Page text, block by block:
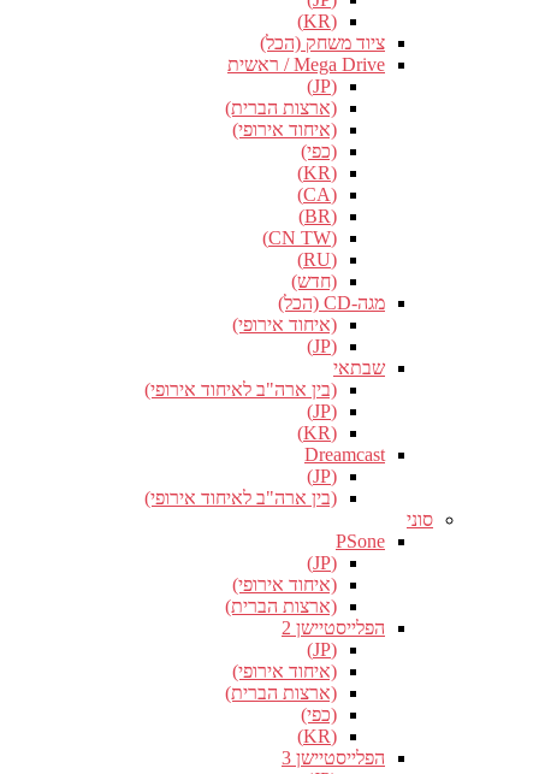
(KR)
ציוד משחק (הכל)
Mega Drive / ראשית
(JP)
(ארצות הברית)
(איחוד אירופי)
(כפי)
(KR)
(CA)
(BR)
(CN TW)
(RU)
(חדש)
מגה-CD (הכל)
(איחוד אירופי)
(JP)
שבתאי
(בין ארה"ב לאיחוד אירופי)
(JP)
(KR)
Dreamcast
(JP)
(בין ארה"ב לאיחוד אירופי)
סוני
PSone
(JP)
(איחוד אירופי)
(ארצות הברית)
הפלייסטיישן 2
(JP)
(איחוד אירופי)
(ארצות הברית)
(כפי)
(KR)
הפלייסטיישן 3